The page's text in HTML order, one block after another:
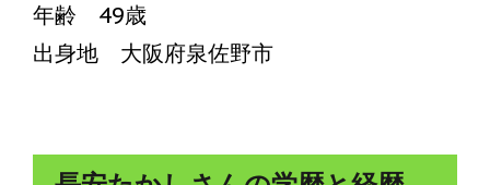
年齢 49歳
出身地 大阪府泉佐野市